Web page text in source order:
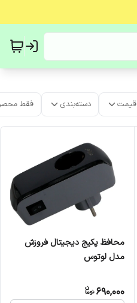
قیمت دسته‌بندی فقط
محافظ پکیج دیجیتال فروزش
مدل لوتوس
690,000